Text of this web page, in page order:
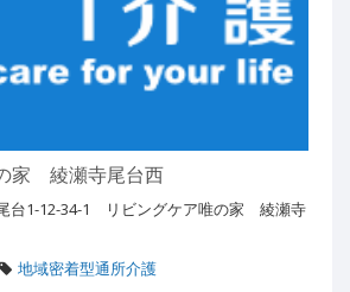
家 綾瀬寺尾台西
台1-12-34-1 リビングケア唯の家 綾瀬寺
地域密着型通所介護